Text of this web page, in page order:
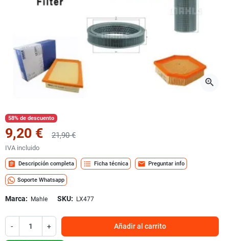
zoom_in
58% de descuento
9,20 € 21,90 €
IVA incluido
assignment Descripción completa format_list_bulleted Ficha técnica mail Preguntar info
Soporte Whatsapp
Marca: Mahle SKU: LX477
- + Añadir al carrito